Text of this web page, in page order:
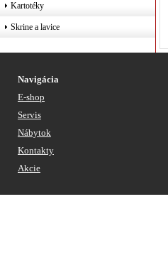
Kartotéky
Skrine a lavice
Navigácia
E-shop
Servis
Nábytok
Kontakty
Akcie